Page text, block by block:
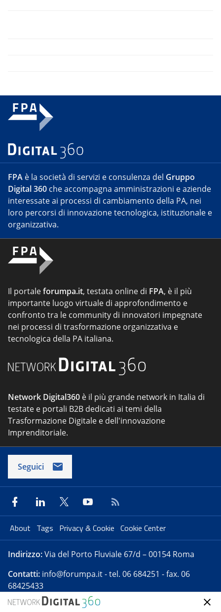
FPA è la società di servizi e consulenza del Gruppo
Digital 360 che accompagna amministrazioni e aziende
interessate ai processi di cambiamento della PA, nei
loro percorsi di innovazione tecnologica, istituzionale e
organizzativa.
Il portaleforumpa.it, testata online di FPA, è il più
importante luogo virtuale di approfondimento e
confronto tra le community di innovatori impegnate
nei processi di trasformazione organizzativa e
tecnologica della PA italiana.
Network Digital360 è il più grande network in Italia di
testate e portali B2B dedicati ai temi della
Trasformazione Digitale e dell'innovazione
Imprenditoriale.
Seguici
About Tags Privacy & Cookie Cookie Center
Indirizzo:Via del Porto Fluviale 67/d – 00154 Roma
Contatti: info@forumpa.it- tel. 06 684251 - fax. 06
68425433